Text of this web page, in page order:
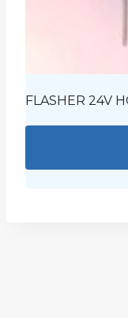
FLASHER 24V